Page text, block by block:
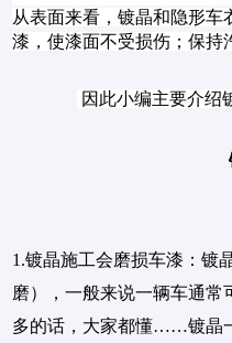
从表面来看，镀晶和隐形
漆，使漆面不受损伤；保持
因此小编主要介绍
1.镀晶施工会磨损车漆：镀
磨），一般来说一辆车通常
多的话，大家都懂……镀晶